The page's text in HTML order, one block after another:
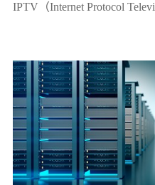
IPTV（Internet Protocol